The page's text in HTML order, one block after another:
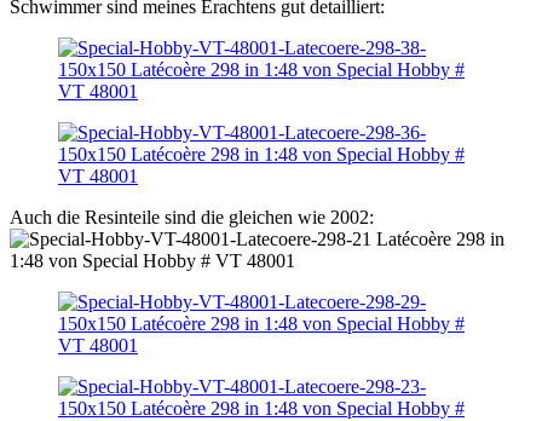
Schwimmer sind meines Erachtens gut detailliert:
Auch die Resinteile sind die gleichen wie 2002: